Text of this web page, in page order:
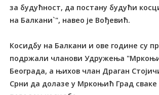
за будућност, да постану будући
на Балкани`", навео је Вођевић.
Косидбу на Балкани и ове године су
подржали чланови Удружења
Београда, а њихов члан Драган
Срни да долазе у Мркоњић Град сваке